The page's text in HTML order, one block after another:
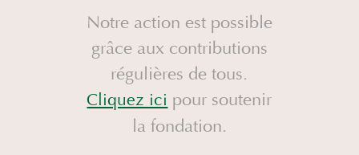
Notre action est possible
grâce aux contributions
régulières de tous.
Cliquez ici pour soutenir
la fondation.